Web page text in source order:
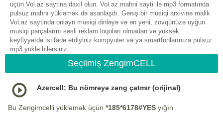
üçün Vol.az saytina daxil olun. Vol.az mahni sayti ilə mp3 formatında
pulsuz mahnı yükləmək də asanlaşdı. Geniş bir musiqi arxivinə malik
Vol.az saytinda onlayn musiqi dinləyə və ən yeni, zövqünüzə uyğun
musiqi parçalarını səsli reklam loqoları olmadan və yüksək
keyfiyyətdə istifadə etdiyiniz kompyuter və ya smartfonlarınıza pulsuz
mp3 yukle bilərsiniz.
Seçilmiş ZengimCELL
Azercell: Bu nömrəyə zəng çatmır (orijinal)
Bu Zengimcelli yükləmək üçün *185*6178#YES yığın